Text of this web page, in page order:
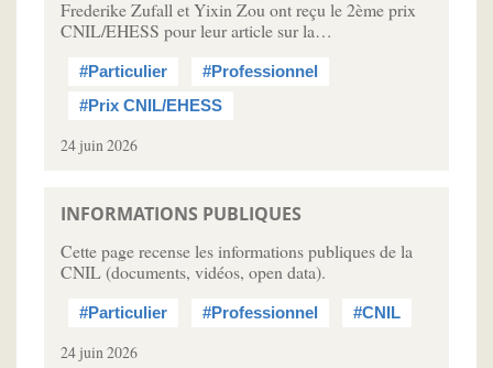
Frederike Zufall et Yixin Zou ont reçu le 2ème prix
CNIL/EHESS pour leur article sur la…
#Particulier
#Professionnel
#Prix CNIL/EHESS
24 juin 2026
INFORMATIONS PUBLIQUES
Cette page recense les informations publiques de la
CNIL (documents, vidéos, open data).
#Particulier #Professionnel #CNIL
24 juin 2026